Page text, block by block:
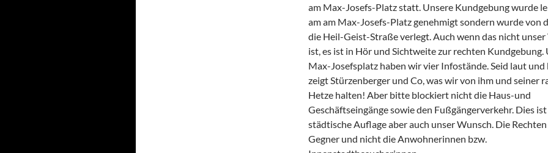
am Max-Josefs-Platz statt. Unsere Kundgebung wurde
am am Max-Josefs-Platz genehmigt sondern wurde von
die Heil-Geist-Straße verlegt. Auch wenn das nicht
ist, es ist in Hör und Sichtweite zur rechten Kundgebung.
Max-Josefsplatz haben wir vier Infostände. Seid laut und
zeigt Stürzenberger und Co, was wir von ihm und seiner
Hetze halten! Aber bitte blockiert nicht die Haus-und
Geschäftseingänge sowie den Fußgängerverkehr. Dies
städtische Auflage aber auch unser Wunsch. Die
Gegner und nicht die Anwohnerinnen bzw.